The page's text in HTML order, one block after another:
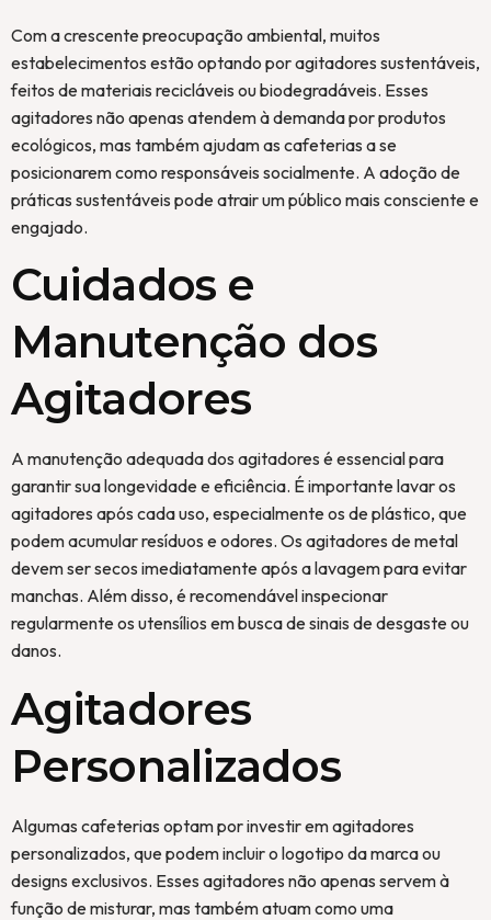
Com a crescente preocupação ambiental, muitos
estabelecimentos estão optando por agitadores sustentáveis,
feitos de materiais recicláveis ou biodegradáveis. Esses
agitadores não apenas atendem à demanda por produtos
ecológicos, mas também ajudam as cafeterias a se
posicionarem como responsáveis socialmente. A adoção de
práticas sustentáveis pode atrair um público mais consciente e
engajado.
Cuidados e
Manutenção dos
Agitadores
A manutenção adequada dos agitadores é essencial para
garantir sua longevidade e eficiência. É importante lavar os
agitadores após cada uso, especialmente os de plástico, que
podem acumular resíduos e odores. Os agitadores de metal
devem ser secos imediatamente após a lavagem para evitar
manchas. Além disso, é recomendável inspecionar
regularmente os utensílios em busca de sinais de desgaste ou
danos.
Agitadores
Personalizados
Algumas cafeterias optam por investir em agitadores
personalizados, que podem incluir o logotipo da marca ou
designs exclusivos. Esses agitadores não apenas servem à
função de misturar, mas também atuam como uma